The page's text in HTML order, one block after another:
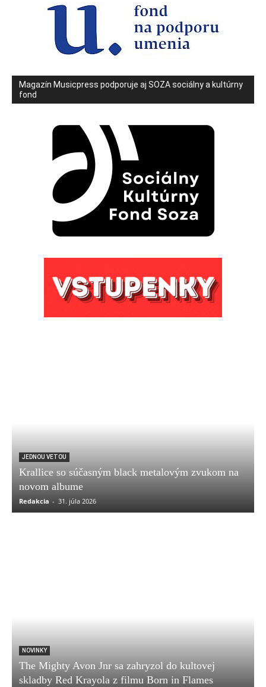
Magazín Musicpress podporuje aj SOZA sociálny a kultúrny
fond
JEDNOU VETOU
Krallice so súčasným black metalovým zvukom na
novom albume
Redakcia - 31. júla 2026
NOVINKY
The Mighty Avon Jnr sa zahryzol do kultovej
skladby Red Krayola z filmu Born in Flames